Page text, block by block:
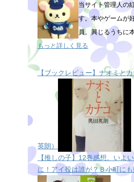
当サイト管理人の
す。本やゲームが
員。興じるうちに
もっと詳しく見る
【ブックレビュー】ナオミと
英朗）
【推しの子】12巻感想。いよ
に！アイ役は誰が？Ｂ小町にも